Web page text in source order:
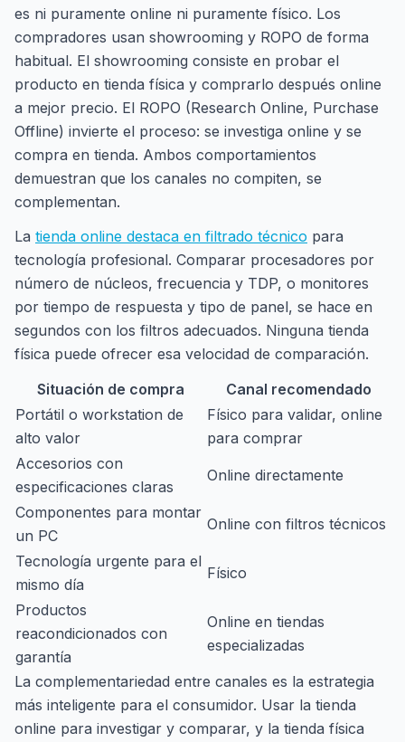
es ni puramente online ni puramente físico. Los
compradores usan showrooming y ROPO de forma
habitual. El showrooming consiste en probar el
producto en tienda física y comprarlo después online
a mejor precio. El ROPO (Research Online, Purchase
Offline) invierte el proceso: se investiga online y se
compra en tienda. Ambos comportamientos
demuestran que los canales no compiten, se
complementan.
La tienda online destaca en filtrado técnico para
tecnología profesional. Comparar procesadores por
número de núcleos, frecuencia y TDP, o monitores
por tiempo de respuesta y tipo de panel, se hace en
segundos con los filtros adecuados. Ninguna tienda
física puede ofrecer esa velocidad de comparación.
Situación de compra
Canal recomendado
Portátil o workstation de
alto valor
Físico para validar, online
para comprar
Accesorios con
especificaciones claras
Online directamente
Componentes para montar
un PC
Online con filtros técnicos
Tecnología urgente para el
mismo día
Físico
Productos
reacondicionados con
garantía
Online en tiendas
especializadas
La complementariedad entre canales es la estrategia
más inteligente para el consumidor. Usar la tienda
online para investigar y comparar, y la tienda física